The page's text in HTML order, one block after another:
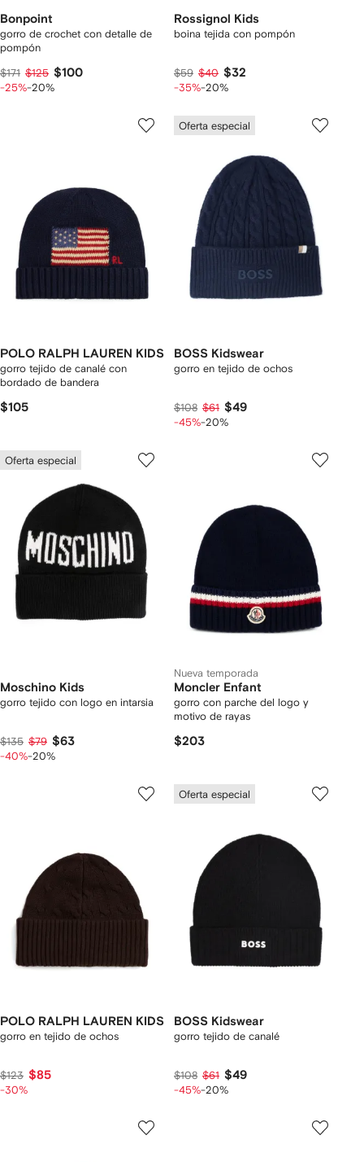
Bonpoint
gorro de crochet con detalle de
pompón
$171 $125 $100
-25%-20%
Rossignol Kids
boina tejida con pompón
$59 $40 $32
-35%-20%
POLO RALPH LAUREN KIDS
gorro tejido de canalé con
bordado de bandera
$105
Oferta especial
BOSS Kidswear
gorro en tejido de ochos
$108 $61 $49
-45%-20%
Oferta especial
Moschino Kids
gorro tejido con logo en intarsia
$135 $79 $63
-40%-20%
Nueva temporada
Moncler Enfant
gorro con parche del logo y
motivo de rayas
$203
POLO RALPH LAUREN KIDS
gorro en tejido de ochos
$123 $85
-30%
Oferta especial
BOSS Kidswear
gorro tejido de canalé
$108 $61 $49
-45%-20%